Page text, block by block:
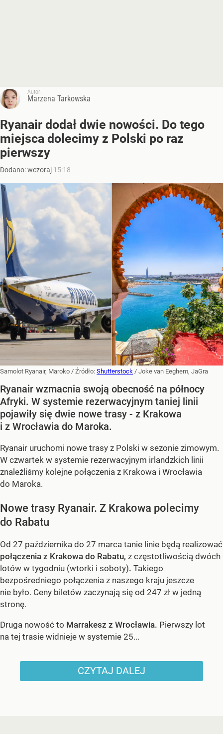
Autor:
Marzena Tarkowska
Ryanair dodał dwie nowości. Do tego
miejsca dolecimy z Polski po raz
pierwszy
Dodano:wczoraj 15:18
Samolot Ryanair, Maroko / Źródło: Shutterstock / Joke van Eeghem, JaGra
Ryanair wzmacnia swoją obecność na północy
Afryki. W systemie rezerwacyjnym taniej linii
pojawiły się dwie nowe trasy - z Krakowa
i z Wrocławia do Maroka.
Ryanair uruchomi nowe trasy z Polski w sezonie zimowym.
W czwartek w systemie rezerwacyjnym irlandzkich linii
znaleźliśmy kolejne połączenia z Krakowa i Wrocławia
do Maroka.
Nowe trasy Ryanair. Z Krakowa polecimy
do Rabatu
Od 27 października do 27 marca tanie linie będą realizować
połączenia z Krakowa do Rabatu, z częstotliwością dwóch
lotów w tygodniu (wtorki i soboty). Takiego
bezpośredniego połączenia z naszego kraju jeszcze
nie było. Ceny biletów zaczynają się od 247 zł w jedną
stronę.
Druga nowość to Marrakesz z Wrocławia. Pierwszy lot
na tej trasie widnieje w systemie 25...
CZYTAJ DALEJ